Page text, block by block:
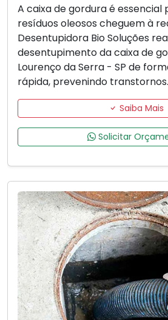
A caixa de gordura é essencial
resíduos oleosos cheguem à
Desentupidora Bio Soluções
desentupimento da caixa de
Lourenço da Serra - SP de
rápida, prevenindo transtornos.
Saiba Mais
Solicitar